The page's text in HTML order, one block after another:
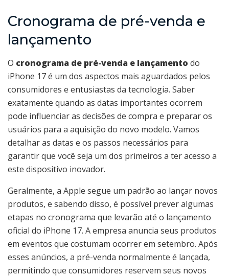
Cronograma de pré-venda e
lançamento
O cronograma de pré-venda e lançamento do
iPhone 17 é um dos aspectos mais aguardados pelos
consumidores e entusiastas da tecnologia. Saber
exatamente quando as datas importantes ocorrem
pode influenciar as decisões de compra e preparar os
usuários para a aquisição do novo modelo. Vamos
detalhar as datas e os passos necessários para
garantir que você seja um dos primeiros a ter acesso a
este dispositivo inovador.
Geralmente, a Apple segue um padrão ao lançar novos
produtos, e sabendo disso, é possível prever algumas
etapas no cronograma que levarão até o lançamento
oficial do iPhone 17. A empresa anuncia seus produtos
em eventos que costumam ocorrer em setembro. Após
esses anúncios, a pré-venda normalmente é lançada,
permitindo que consumidores reservem seus novos